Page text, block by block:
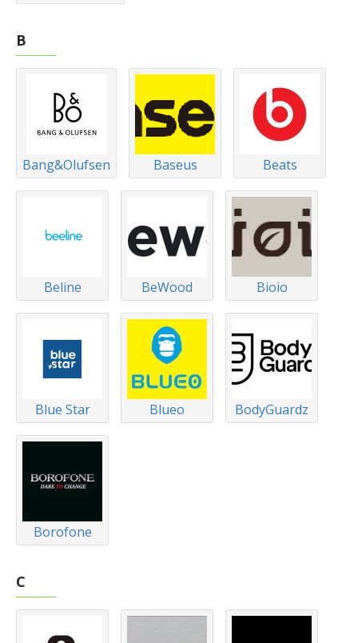
B
Bang&Olufsen Baseus Beats
Beline BeWood Bioio
Blue Star Blueo BodyGuardz
Borofone
C